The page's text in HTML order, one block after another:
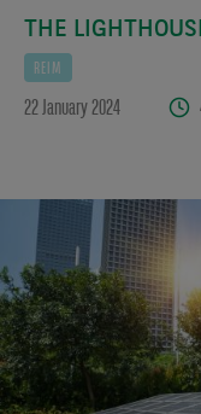
THE
REIM
22 January 2024